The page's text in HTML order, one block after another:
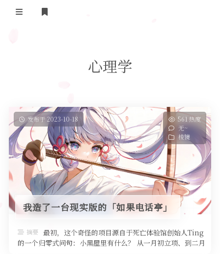
抖音去水印
摸鱼人日历
今日头条新闻
关于我们
隐私政策
友情链接
心理学
发布于 2023-10-18
561 热度
无~
棱镜
我造了一台现实版的「如果电话亭」
摘要 最初，这个奇怪的项目源自于死亡体验馆创始人Ting
的一个归零式问句：小黑屋里有什么？ 从一月初立项、到二月